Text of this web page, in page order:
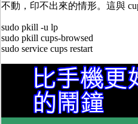
不動，印不出來的情形。這與
sudo pkill -u lp
sudo pkill cups-browsed
sudo service cups restart